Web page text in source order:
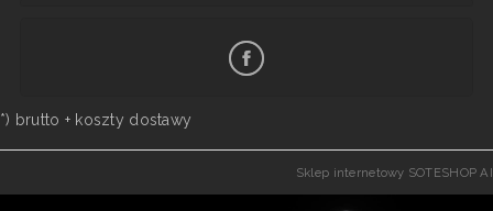
*) brutto + koszty dostawy
Sklep internetowy SOTESHOP AI